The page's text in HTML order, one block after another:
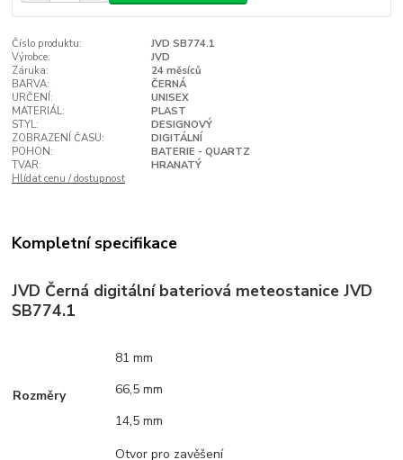
Číslo produktu:
JVD SB774.1
Výrobce:
JVD
Záruka:
24 měsíců
BARVA:
ČERNÁ
URČENÍ:
UNISEX
MATERIÁL:
PLAST
STYL:
DESIGNOVÝ
ZOBRAZENÍ ČASU:
DIGITÁLNÍ
POHON:
BATERIE - QUARTZ
TVAR:
HRANATÝ
Hlídat cenu / dostupnost
Kompletní specifikace
JVD Černá digitální bateriová meteostanice JVD
SB774.1
Rozměry
81 mm
66,5 mm
14,5 mm
Otvor pro zavěšení